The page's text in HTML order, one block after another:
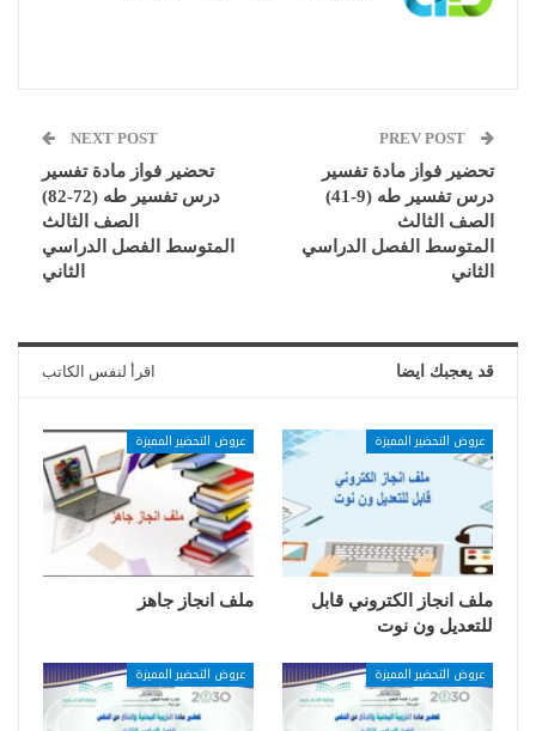
تحضير فواز مادة تفسير
درس تفسير طه (9-41)
الصف الثالث
المتوسط الفصل الدراسي
الثاني
NEXT POST
تحضير فواز مادة تفسير
درس تفسير طه (72-82)
الصف الثالث
المتوسط الفصل الدراسي
الثاني
قد يعجبك ايضا اقرأ لنفس الكاتب
عروض التحضير المميزة
ملف انجاز الكتروني قابل
للتعديل ون نوت
عروض التحضير المميزة
ملف انجاز جاهز
عروض التحضير المميزة عروض التحضير المميزة